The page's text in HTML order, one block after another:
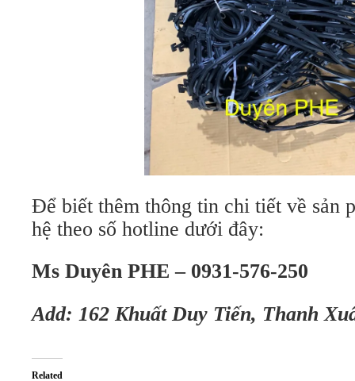
Để biết thêm thông tin chi tiết về sản
hệ theo số hotline dưới đây:
Ms Duyên PHE – 0931-576-250
Add: 162 Khuất Duy Tiến, Thanh
Related